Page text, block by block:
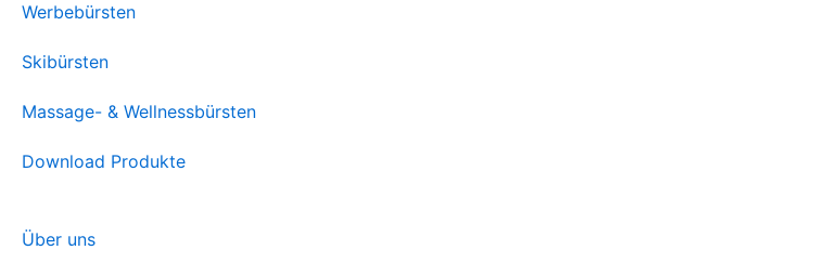
Werbebürsten
Skibürsten
Massage- & Wellnessbürsten
Download Produkte
Über uns